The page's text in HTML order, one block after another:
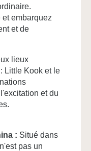
embarquez
et de
lieux
Little Kook et le
et du
: Situé dans
pas un